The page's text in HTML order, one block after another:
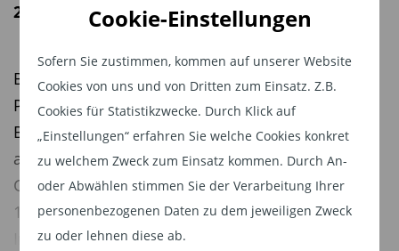
Cookie-Einstellungen
Sofern Sie zustimmen, kommen auf unserer Website
Cookies von uns und von Dritten zum Einsatz. Z.B.
Cookies für Statistikzwecke. Durch Klick auf
„Einstellungen“ erfahren Sie welche Cookies konkret
zu welchem Zweck zum Einsatz kommen. Durch An-
oder Abwählen stimmen Sie der Verarbeitung Ihrer
personenbezogenen Daten zu dem jeweiligen Zweck
zu oder lehnen diese ab.
25.11.2025 | 05:45 Uhr
Bellevue Asset Management war stark vertreten:
Portfoliomanager und Analysten aus den
Bereichen Pharma, Biotech, Medtech und
asiatische Gesundheitsmärkte führten intensive
Gespräche mit Branchenführern. Angesichts der
10%igen Kurssteigerung des MSCI Healthcare
Index seit der Ankündigung des Pfizer-Trump-